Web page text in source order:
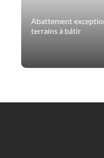
Abattement
terrains à bâtir